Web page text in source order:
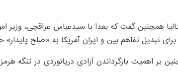
همچنین گفت که بعدا با سیدعباس عراقچی، وزیر
تبدیل تفاهم بین و ایران آمریکا به «صلح
بر اهمیت بازگرداندن آزادی دریانوردی در تنگه